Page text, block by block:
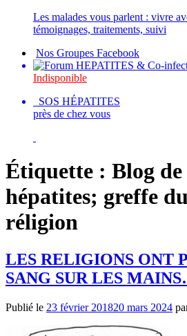
Les malades vous parlent : vivre
témoignages, traitements, suivi
Nos Groupes Facebook
Indisponible
SOS HÉPATITES
près de chez vous
Étiquette : Blog de
hépatites; greffe
réligion
LES RELIGIONS ONT
SANG SUR LES
Publié le 23 février 201820 mars 2024